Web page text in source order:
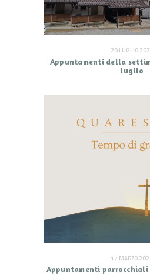
20 LUGLIO
Appuntamenti della
luglio
17 MARZO
Appuntamenti parrocchiali